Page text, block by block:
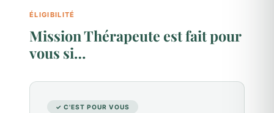
ÉLIGIBILITÉ
Mission Thérapeute est fait pour
vous si…
✓ C'EST POUR VOUS